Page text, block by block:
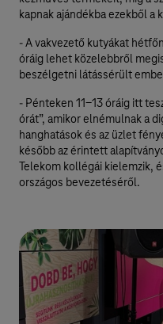
kapnak ajándékba ezekből
- A vakvezető kutyákat
óráig lehet közelebbről
beszélgetni látássérült
- Pénteken 11-13 óráig itt
órát”, amikor elnémulnak a
hanghatások és az üzlet
később az érintett
Telekom kollégái kielemzik,
országos bevezetéséről.